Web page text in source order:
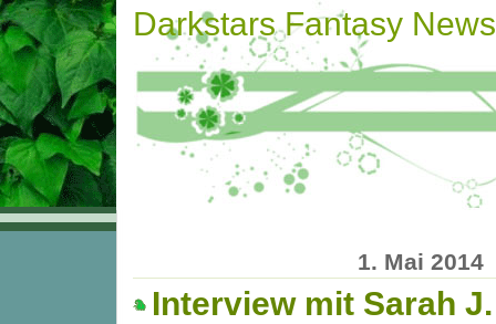
Darkstars Fantasy News
1. Mai 2014
Interview mit Sarah